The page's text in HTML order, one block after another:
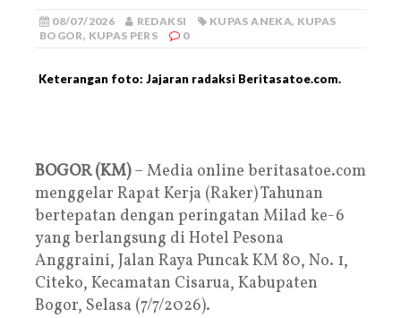
08/07/2026 REDAKSI KUPAS ANEKA, KUPAS
BOGOR, KUPAS PERS 0
Keterangan foto: Jajaran radaksi Beritasatoe.com.
BOGOR (KM)– Media online beritasatoe.com
menggelar Rapat Kerja (Raker) Tahunan
bertepatan dengan peringatan Milad ke-6
yang berlangsung di Hotel Pesona
Anggraini, Jalan Raya Puncak KM 80, No. 1,
Citeko, Kecamatan Cisarua, Kabupaten
Bogor, Selasa (7/7/2026).